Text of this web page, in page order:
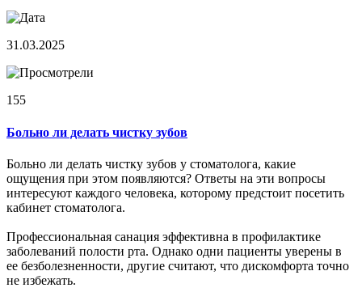
31.03.2025
155
Больно ли делать чистку зубов
Больно ли делать чистку зубов у стоматолога, какие
ощущения при этом появляются? Ответы на эти вопросы
интересуют каждого человека, которому предстоит посетить
кабинет стоматолога.
Профессиональная санация эффективна в профилактике
заболеваний полости рта. Однако одни пациенты уверены в
ее безболезненности, другие считают, что дискомфорта точно
не избежать.